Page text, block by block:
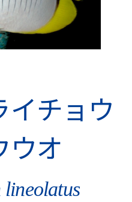
イチョウ
ウオ
lineolatus